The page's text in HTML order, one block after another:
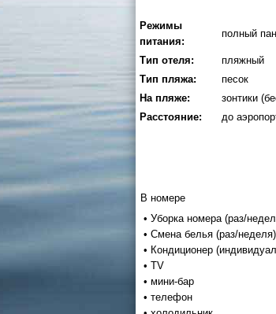
Режимы
питания:
полный
Тип отеля:
пляжный
Тип пляжа:
песок
На пляже:
зонтики
Расстояние:
до
В номере
• Уборка номера (раз/
• Смена белья (раз/
• Кондиционер
• TV
• мини-бар
• телефон